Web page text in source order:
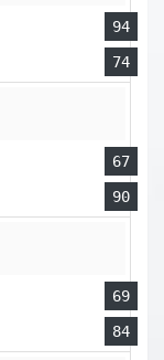
94
74
67
90
69
84